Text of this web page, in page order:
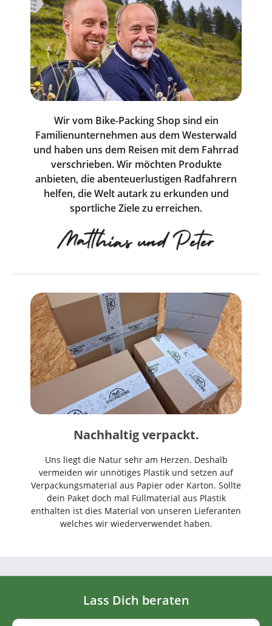
Wir vom Bike-Packing Shop sind ein
Familienunternehmen aus dem Westerwald
und haben uns dem Reisen mit dem Fahrrad
verschrieben. Wir möchten Produkte
anbieten, die abenteuerlustigen Radfahrern
helfen, die Welt autark zu erkunden und
sportliche Ziele zu erreichen.
Nachhaltig verpackt.
Uns liegt die Natur sehr am Herzen. Deshalb
vermeiden wir unnötiges Plastik und setzen auf
Verpackungsmaterial aus Papier oder Karton. Sollte
dein Paket doch mal Füllmaterial aus Plastik
enthalten ist dies Material von unseren Lieferanten
welches wir wiederverwendet haben.
Lass Dich beraten